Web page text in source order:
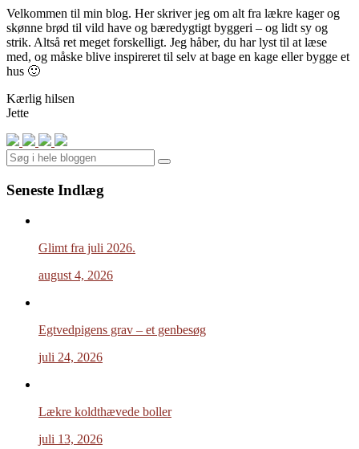
Velkommen til min blog. Her skriver jeg om alt fra lækre kager og
skønne brød til vild have og bæredygtigt byggeri – og lidt sy og
strik. Altså ret meget forskelligt. Jeg håber, du har lyst til at læse
med, og måske blive inspireret til selv at bage en kage eller bygge et
hus 🙂
Kærlig hilsen
Jette
Search
Seneste Indlæg
Glimt fra juli 2026.
august 4, 2026
Egtvedpigens grav – et genbesøg
juli 24, 2026
Lækre koldthævede boller
juli 13, 2026